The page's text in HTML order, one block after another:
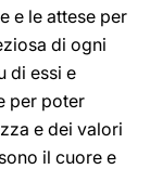
e le attese per
di ogni
di essi e
per poter
e dei valori
il cuore e